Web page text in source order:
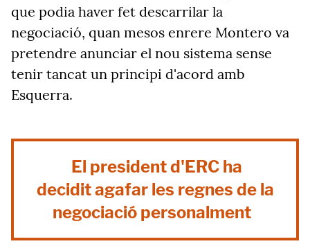
que podia haver fet descarrilar la
negociació, quan mesos enrere Montero va
pretendre anunciar el nou sistema sense
tenir tancat un principi d'acord amb
Esquerra.
El president d'ERC ha
decidit agafar les regnes de la
negociació personalment